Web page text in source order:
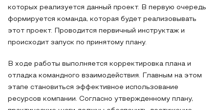
которых реализуется данный проект. В первую очередь
формируется команда, которая будет реализовывать
этот проект. Проводится первичный инструктаж и
происходит запуск по принятому плану.
В ходе работы выполняется корректировка плана и
отладка командного взаимодействия. Главным на этом
этапе становиться эффективное использование
ресурсов компании. Согласно утвержденному плану,